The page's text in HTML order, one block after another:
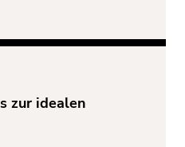
zur idealen